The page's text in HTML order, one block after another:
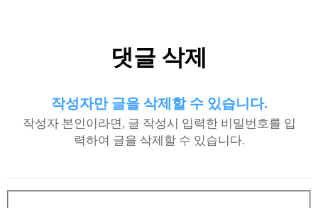
댓글 삭제
작성자만 글을 삭제할 수 있습니다.
작성자 본인이라면, 글 작성시 입력한 비밀번호를 입
력하여 글을 삭제할 수 있습니다.